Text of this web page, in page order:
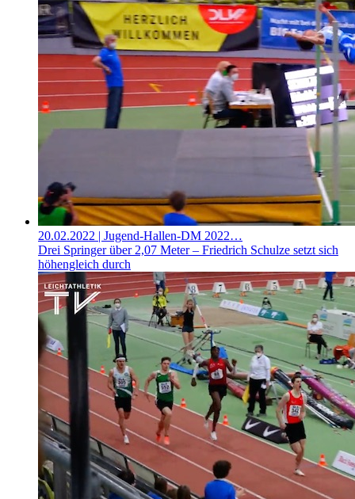
20.02.2022 | Jugend-Hallen-DM 2022…
Drei Springer über 2,07 Meter – Friedrich Schulze setzt sich
höhengleich durch